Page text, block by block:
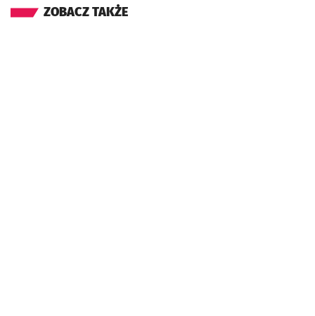
ZOBACZ TAKŻE